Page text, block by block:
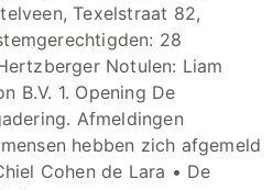
Texelstraat 82,
28
Notulen: Liam
B.V. 1. Opening De
Afmeldingen
hebben zich afgemeld
Cohen de Lara • De